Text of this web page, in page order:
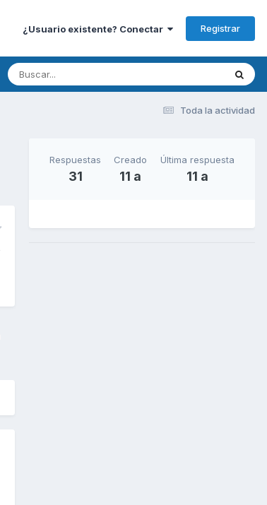
¿Usuario existente? Conectar Registrar
Toda la actividad
Respuestas
31
Creado
11 a
Última respuesta
11 a